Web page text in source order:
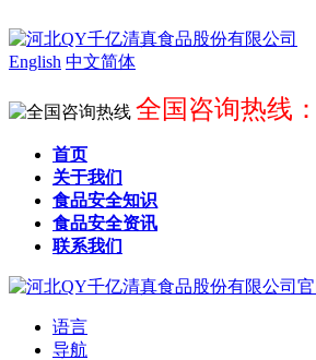
English 中文简体
全国咨询热线
首页
关于我们
食品安全知识
食品安全资讯
联系我们
语言
导航